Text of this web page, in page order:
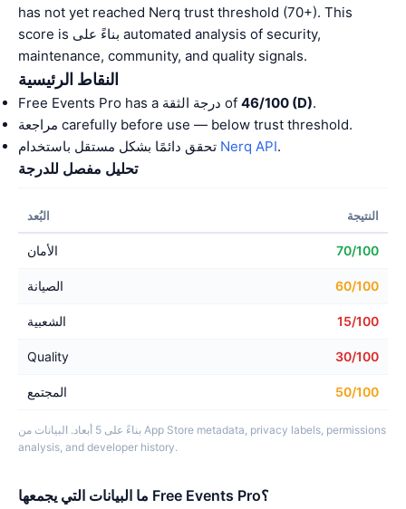
has not yet reached Nerq trust threshold (70+). This
score is بناءً على automated analysis of security,
maintenance, community, and quality signals.
النقاط الرئيسية
Free Events Pro has a درجة الثقة of 46/100 (D).
مراجعة carefully before use — below trust threshold.
Nerq API.
تحليل مفصل للدرجة
البُعد النتيجة
الأمان 70/100
الصيانة 60/100
الشعبية 15/100
Quality 30/100
المجتمع 50/100
بناءً على 5 أبعاد. البيانات من App Store metadata, privacy labels, permissions
analysis, and developer history.
ما البيانات التي يجمعها Free Events Pro؟